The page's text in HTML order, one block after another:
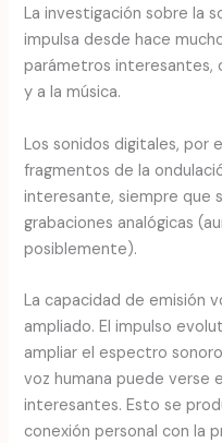
La investigación sobre la
impulsa desde hace
parámetros interesantes,
y a la música.
Los sonidos digitales, por
fragmentos de la
interesante, siempre que
grabaciones analógicas
posiblemente).
La capacidad de emisión
ampliado. El impulso
ampliar el espectro
voz humana puede verse
interesantes. Esto se
conexión personal con la